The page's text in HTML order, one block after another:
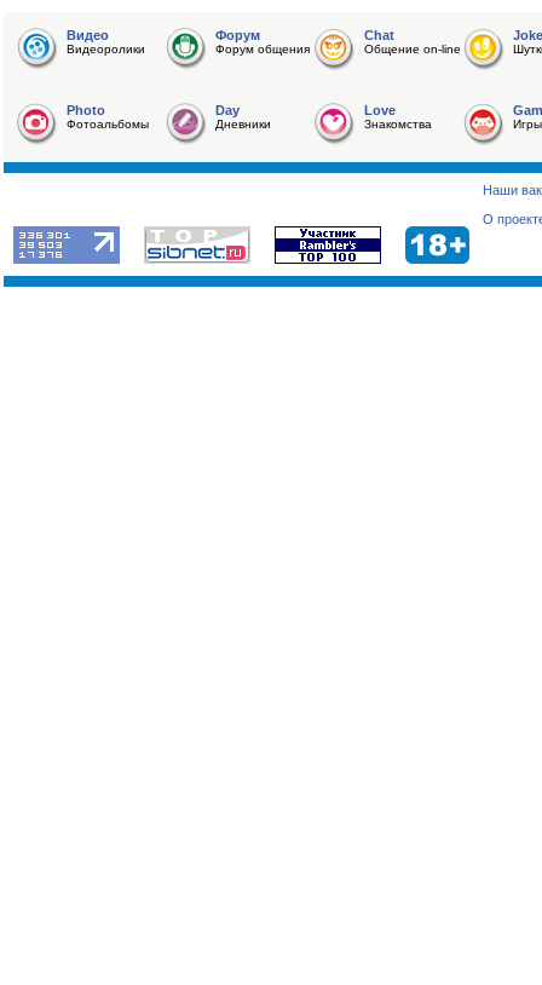
Видео
Видеоролики
Форум
Форум общения
Chat
Общение on-line
Joke
Photo
Фотоальбомы
Day
Дневники
Love
Знакомства Игры
Наши
О